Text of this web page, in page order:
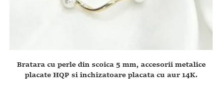
Bratara cu perle din scoica 5 mm, accesorii metalice
placate HQP si inchizatoare placata cu aur 14K.